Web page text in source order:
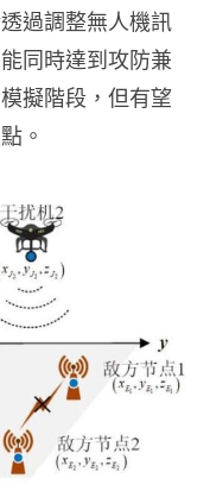
過調整無人機訊
同時達到攻防兼
擬階段，但有望
。